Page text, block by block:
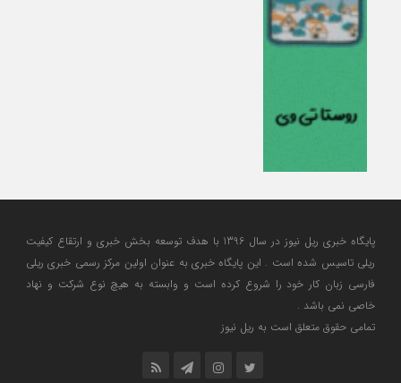
پایگاه خبری ریل نیوز در سال 1396 با هدف توسعه بخش خبری و ارتقاع کیفیت
ریلی تاسیس شده است . این پایگاه خبری به عنوان اولین مرکز رسمی خبری ریلی
فارسی زبان کار خود را شروع کرده است و وابسته به هیچ نوع شرکت و نهاد
خاصی نمی باشد .
تمامی حقوق متعلق است به ریل نیوز